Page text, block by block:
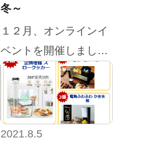
冬～
１２月、オンラインイ
ベントを開催しまし
た！ 実はオンラインイ
ベントは今年二回目と
なります。夏のオンラ
インイベントでは、
2021.8.5